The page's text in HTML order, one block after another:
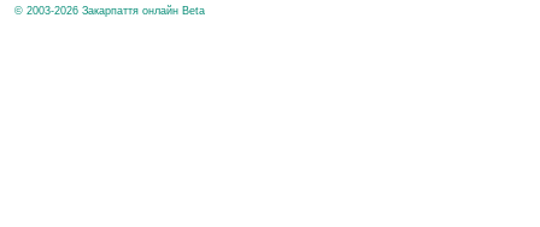
© 2003-2026 Закарпаття онлайн Beta